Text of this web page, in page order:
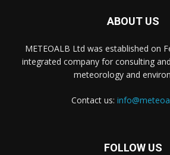
ABOUT US
METEOALB Ltd was established on
integrated company for consulting
meteorology and
Contact us:
FOLLOW US